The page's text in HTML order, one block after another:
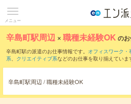
メニュー
辛島町駅周辺 ×職種未経験OK の
辛島町駅の派遣のお仕事情報です。 オフィスワーク・
系、 クリエイティブ系などのお仕事を取り揃えてい
辛島町駅周辺 / 職種未経験OK